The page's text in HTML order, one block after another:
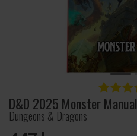
D&D 2025 Monster Manual
Dungeons & Dragons